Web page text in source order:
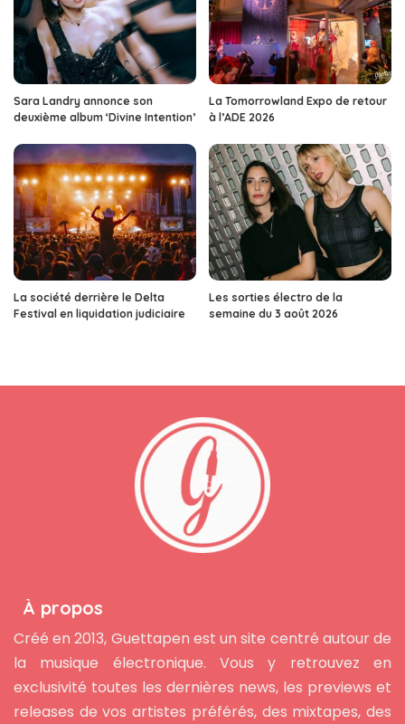
Sara Landry annonce son
deuxième album ‘Divine Intention’
La Tomorrowland Expo de retour
à l’ADE 2026
La société derrière le Delta
Festival en liquidation judiciaire
Les sorties électro de la
semaine du 3 août 2026
À propos
Créé en 2013, Guettapen est un site centré autour de
la musique électronique. Vous y retrouvez en
exclusivité toutes les dernières news, les previews et
releases de vos artistes préférés, des mixtapes, des